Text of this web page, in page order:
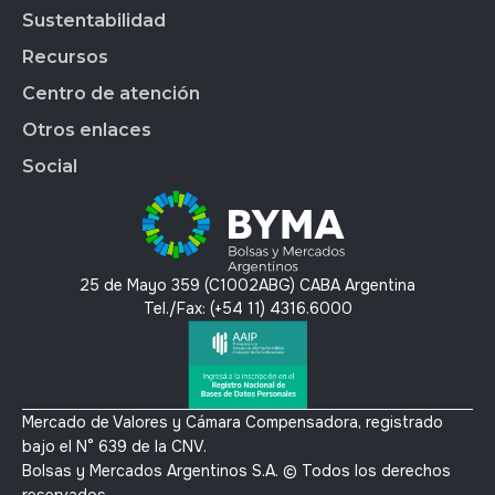
Indices
Soluciones Tecnológicas
OMS
Anima
BYMADATA
BYMA DIGITAL
BYMALAB
Gobierno Corporativo
Acción de BYMA
Hechos Relevantes
Calendario Anual de RI
Grupo BYMA
Nuestra gente
Trabajá en BYMA
APLICAR
BYMA VENTURES
Sustentabilidad
Reportes
Gestión Interna
Índice de Sustentabilidad
Panel de Bonos SVS
Panel de Bonos VS
Mercado Voluntario de Carbono
Recursos
BYMA Newsroom
Kit de Prensa BYMA
Centro de atención
Contacto
Preguntas Frecuentes
Otros enlaces
T´érminos y condiciones
Política de privacidad y protección de datos
Social
Youtube25 de Mayo 359 (C1002ABG) CABA Argentina
Tel./Fax: (+54 11) 4316.6000
Mercado de Valores y Cámara Compensadora, registrado
bajo el N° 639 de la CNV.
Bolsas y Mercados Argentinos S.A. © Todos los derechos